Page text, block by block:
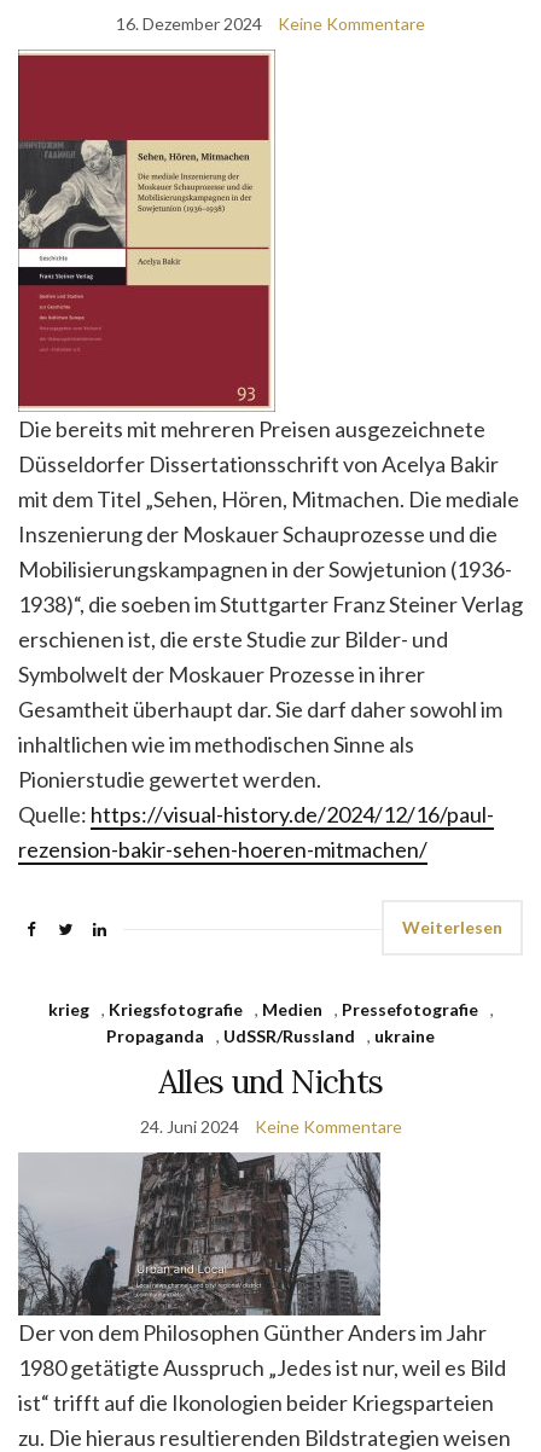
16. Dezember 2024 Keine Kommentare
Die bereits mit mehreren Preisen ausgezeichnete
Düsseldorfer Dissertationsschrift von Acelya Bakir
mit dem Titel „Sehen, Hören, Mitmachen. Die mediale
Inszenierung der Moskauer Schauprozesse und die
Mobilisierungskampagnen in der Sowjetunion (1936-
1938)“, die soeben im Stuttgarter Franz Steiner Verlag
erschienen ist, die erste Studie zur Bilder- und
Symbolwelt der Moskauer Prozesse in ihrer
Gesamtheit überhaupt dar. Sie darf daher sowohl im
inhaltlichen wie im methodischen Sinne als
Pionierstudie gewertet werden.
Quelle: https://visual-history.de/2024/12/16/paul-
rezension-bakir-sehen-hoeren-mitmachen/
Weiterlesen
krieg , Kriegsfotografie , Medien , Pressefotografie
,
Propaganda
, UdSSR/Russland , ukraine
Alles und Nichts
24. Juni 2024 Keine Kommentare
Der von dem Philosophen Günther Anders im Jahr
1980 getätigte Ausspruch „Jedes ist nur, weil es Bild
ist“ trifft auf die Ikonologien beider Kriegsparteien
zu. Die hieraus resultierenden Bildstrategien weisen